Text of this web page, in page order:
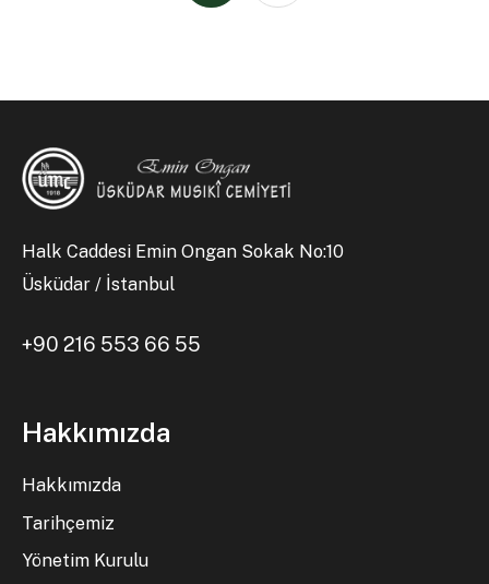
Halk Caddesi Emin Ongan Sokak No:10
Üsküdar / İstanbul
+90 216 553 66 55
Hakkımızda
Hakkımızda
Tarihçemiz
Yönetim Kurulu